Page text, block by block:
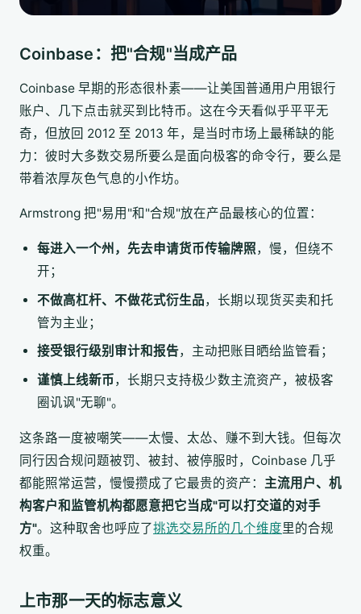
Coinbase：把"合规"当成产品
Coinbase 早期的形态很朴素——让美国普通用户用银行
账户、几下点击就买到比特币。这在今天看似乎平平无
奇，但放回 2012 至 2013 年，是当时市场上最稀缺的能
力：彼时大多数交易所要么是面向极客的命令行，要么是
带着浓厚灰色气息的小作坊。
Armstrong 把"易用"和"合规"放在产品最核心的位置：
每进入一个州，先去申请货币传输牌照，慢，但绕不
开；
不做高杠杆、不做花式衍生品，长期以现货买卖和托
管为主业；
接受银行级别审计和报告，主动把账目晒给监管看；
谨慎上线新币 ，长期只支持极少数主流资产，被极客
圈讥讽"无聊"。
这条路一度被嘲笑——太慢、太怂、赚不到大钱。但每次
同行因合规问题被罚、被封、被停服时，Coinbase 几乎
都能照常运营，慢慢攒成了它最贵的资产： 主流用户、机
构客户和监管机构都愿意把它当成"可以打交道的对手
方"。这种取舍也呼应了挑选交易所的几个维度里的合规
权重。
上市那一天的标志意义